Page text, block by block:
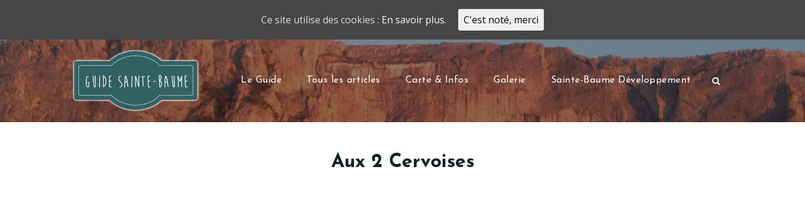
Le Guide Tous les articles Carte & Infos Galerie Sainte-Baume Développement
Aux 2 Cervoises
Ce site utilise des cookies : En savoir plus. C'est noté, merci